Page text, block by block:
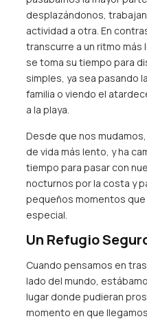
desplazándonos,
actividad a otra. En
transcurre a un ritmo más
se toma su tiempo para
simples, ya sea pasando
familia o viendo el
a la playa.
Desde que nos
de vida más lento, y ha
tiempo para pasar con
nocturnos por la costa y
pequeños momentos que
especial.
Un Refugio
Cuando pensamos en
lado del mundo,
lugar donde pudieran
momento en que